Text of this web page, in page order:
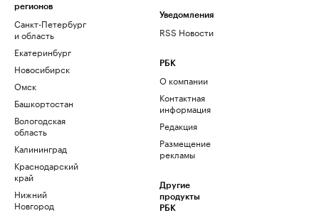
регионов
Санкт-Петербург
и область
Екатеринбург
Новосибирск
Омск
Башкортостан
Вологодская
область
Калининград
Краснодарский
край
Нижний
Новгород
Уведомления
RSS Новости
РБК
О компании
Контактная
информация
Редакция
Размещение
рекламы
Другие
продукты
РБК